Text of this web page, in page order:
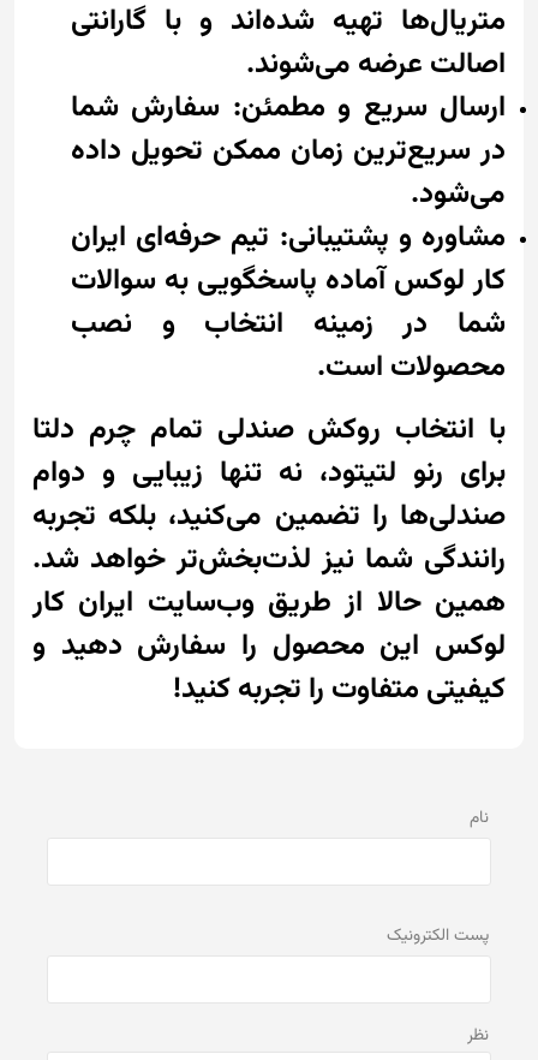
متریال‌ها تهیه شده‌اند و با گارانتی
اصالت عرضه می‌شوند.
ارسال سریع و مطمئن: سفارش شما
در سریع‌ترین زمان ممکن تحویل داده
می‌شود.
مشاوره و پشتیبانی: تیم حرفه‌ای ایران
کار لوکس آماده پاسخگویی به سوالات
شما در زمینه انتخاب و نصب
محصولات است.
با انتخاب روکش صندلی تمام چرم دلتا
برای رنو لتیتود، نه تنها زیبایی و دوام
صندلی‌ها را تضمین می‌کنید، بلکه تجربه
رانندگی شما نیز لذت‌بخش‌تر خواهد شد.
همین حالا از طریق وب‌سایت ایران کار
لوکس این محصول را سفارش دهید و
کیفیتی متفاوت را تجربه کنید!
نام
پست الكترونيک
نظر